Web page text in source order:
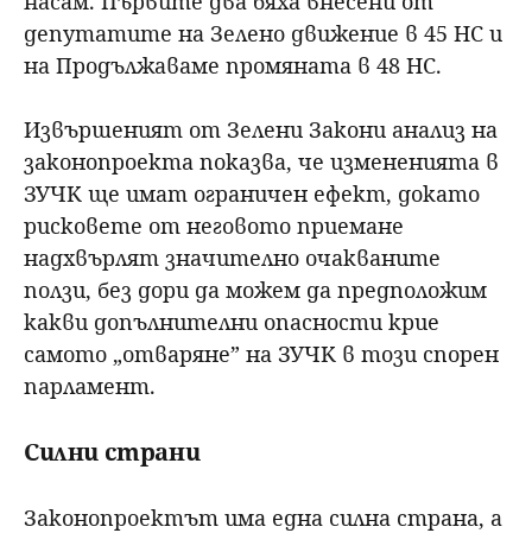
депутатите на Зелено движение в 45 НС и
на Продължаваме промяната в 48 НС.
Извършеният от Зелени Закони анализ на
законопроекта показва, че измененията в
ЗУЧК ще имат ограничен ефект, докато
рисковете от неговото приемане
надхвърлят значително очакваните
ползи, без дори да можем да предположим
какви допълнителни опасности крие
самото „отваряне” на ЗУЧК в този спорен
парламент.
Силни страни
Законопроектът има една силна страна, а